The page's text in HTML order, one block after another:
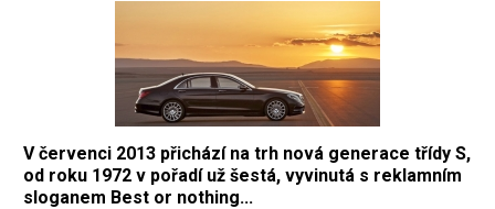
V červenci 2013 přichází na trh nová generace třídy S,
od roku 1972 v pořadí už šestá, vyvinutá s reklamním
sloganem Best or nothing...